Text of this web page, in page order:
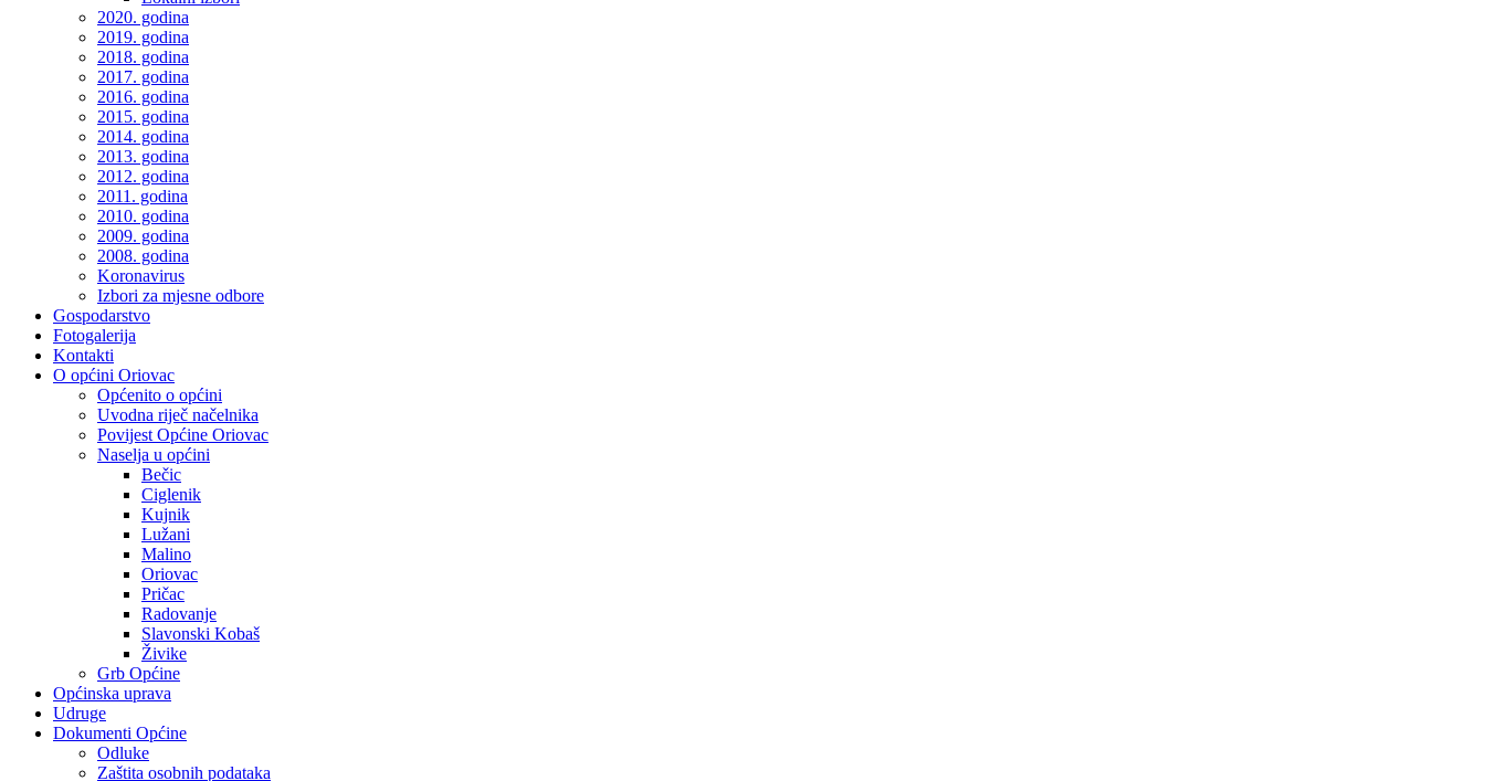
2020. godina
2019. godina
2018. godina
2017. godina
2016. godina
2015. godina
2014. godina
2013. godina
2012. godina
2011. godina
2010. godina
2009. godina
2008. godina
Koronavirus
Izbori za mjesne odbore
Gospodarstvo
Fotogalerija
Kontakti
O općini Oriovac
Općenito o općini
Uvodna riječ načelnika
Povijest Općine Oriovac
Naselja u općini
Bečic
Ciglenik
Kujnik
Lužani
Malino
Oriovac
Pričac
Radovanje
Slavonski Kobaš
Živike
Grb Općine
Općinska uprava
Udruge
Dokumenti Općine
Odluke
Zaštita osobnih podataka